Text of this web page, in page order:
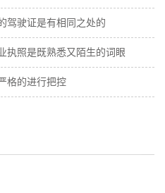
驾驶证是有相同之处的
执照是既熟悉又陌生的词眼
格的进行把控